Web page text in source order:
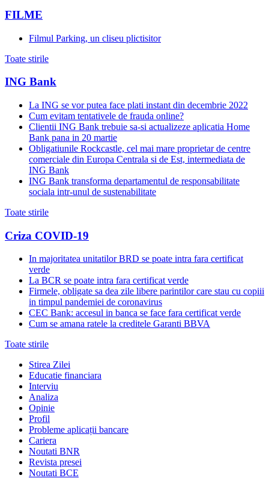
FILME
Filmul Parking, un cliseu plictisitor
Toate stirile
ING Bank
La ING se vor putea face plati instant din decembrie 2022
Cum evitam tentativele de frauda online?
Clientii ING Bank trebuie sa-si actualizeze aplicatia Home
Bank pana in 20 martie
Obligatiunile Rockcastle, cel mai mare proprietar de centre
comerciale din Europa Centrala si de Est, intermediata de
ING Bank
ING Bank transforma departamentul de responsabilitate
sociala intr-unul de sustenabilitate
Toate stirile
Criza COVID-19
In majoritatea unitatilor BRD se poate intra fara certificat
verde
La BCR se poate intra fara certificat verde
Firmele, obligate sa dea zile libere parintilor care stau cu copiii
in timpul pandemiei de coronavirus
CEC Bank: accesul in banca se face fara certificat verde
Cum se amana ratele la creditele Garanti BBVA
Toate stirile
Stirea Zilei
Educatie financiara
Interviu
Analiza
Opinie
Profil
Probleme aplicații bancare
Cariera
Noutati BNR
Revista presei
Noutati BCE